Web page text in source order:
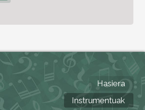
Hasiera
Instrumentuak